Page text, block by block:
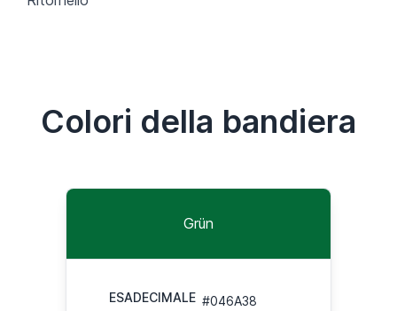
Colori della bandiera
Grün
ESADECIMALE #046A38